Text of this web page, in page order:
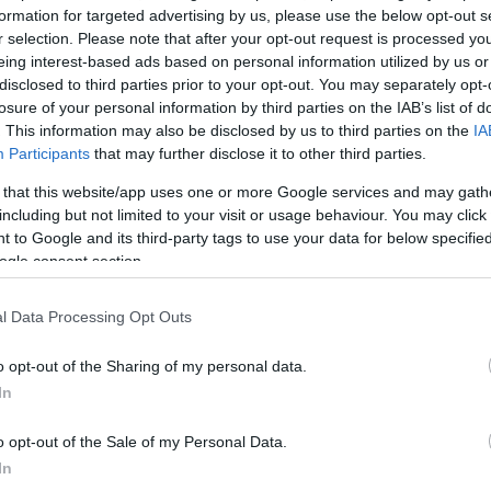
for targeted advertising by us, please use the below opt-out
selection. Please note that after your opt-out request is processed
interest-based ads based on personal information utilized by us
to third parties prior to your opt-out. You may separately
of your personal information by third parties on the IAB’s list of
This information may also be disclosed by us to third parties on the
Participants that may further disclose it to other third parties.
that this website/app uses one or more Google services and may
but not limited to your visit or usage behaviour. You may
to Google and its third-party tags to use your data for below
consent section.
Data Processing Opt Outs
opt-out of the Sharing of my personal data.
opt-out of the Sale of my Personal Data.
Így élték meg a magyar versenyzők
az idei Rally Hungaryt
ERC